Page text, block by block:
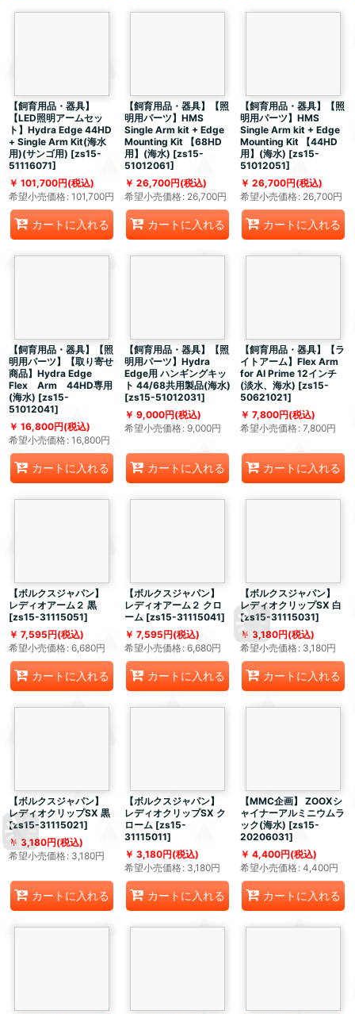
【飼育用品・器具】
【LED照明アームセッ
ト】Hydra Edge 44HD
+ Single Arm Kit(海水
用)(サンゴ用) [zs15-
51116071]
101,700円(税込)
希望小売価格: 101,700円
カートに入れる
【飼育用品・器具】【照
明用パーツ】HMS
Single Arm kit + Edge
Mounting Kit 【68HD
用】(海水) [zs15-
51012061]
26,700円(税込)
希望小売価格: 26,700円
カートに入れる
【飼育用品・器具】【照
明用パーツ】HMS
Single Arm kit + Edge
Mounting Kit 【44HD
用】(海水) [zs15-
51012051]
26,700円(税込)
希望小売価格: 26,700円
カートに入れる
【飼育用品・器具】【照
明用パーツ】【取り寄せ
商品】Hydra Edge
Flex Arm 44HD専用
(海水) [zs15-
51012041]
16,800円(税込)
希望小売価格: 16,800円
カートに入れる
【飼育用品・器具】【照
明用パーツ】Hydra
Edge用 ハンギングキッ
ト 44/68共用製品(海水)
[zs15-51012031]
9,000円(税込)
希望小売価格: 9,000円
カートに入れる
【飼育用品・器具】【ラ
イトアーム】Flex Arm
for AI Prime 12インチ
(淡水、海水) [zs15-
50621021]
7,800円(税込)
希望小売価格: 7,800円
カートに入れる
【ボルクスジャパン】
レディオアーム２ 黒
[zs15-31115051]
7,595円(税込)
希望小売価格: 6,680円
カートに入れる
【ボルクスジャパン】
レディオアーム２ クロ
ーム [zs15-31115041]
7,595円(税込)
希望小売価格: 6,680円
カートに入れる
【ボルクスジャパン】
レディオクリップSX 白
[zs15-31115031]
3,180円(税込)
希望小売価格: 3,180円
カートに入れる
【ボルクスジャパン】
レディオクリップSX 黒
[zs15-31115021]
3,180円(税込)
希望小売価格: 3,180円
カートに入れる
【ボルクスジャパン】
レディオクリップSX ク
ローム [zs15-
31115011]
3,180円(税込)
希望小売価格: 3,180円
カートに入れる
【MMC企画】 ZOOXシ
ャイナーアルミニウムラ
ック(海水) [zs15-
20206031]
4,400円(税込)
希望小売価格: 4,400円
カートに入れる